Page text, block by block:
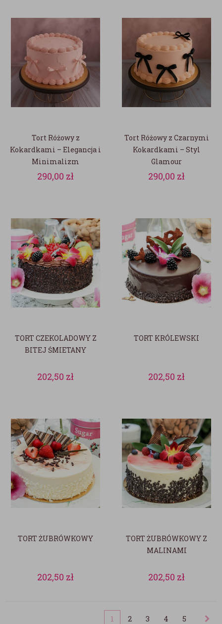
Tort Różowy z
Kokardkami – Elegancja i
Minimalizm
290,00 zł
Tort Różowy z Czarnymi
Kokardkami – Styl
Glamour
290,00 zł
TORT CZEKOLADOWY Z
BITEJ ŚMIETANY
202,50 zł
TORT KRÓLEWSKI
202,50 zł
TORT ŻUBRÓWKOWY
202,50 zł
TORT ŻUBRÓWKOWY Z
MALINAMI
202,50 zł
1 2 3 4 5